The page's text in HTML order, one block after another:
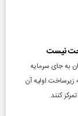
نیست
به جای سرمایه
زیرساخت اولیه آن
کنند.